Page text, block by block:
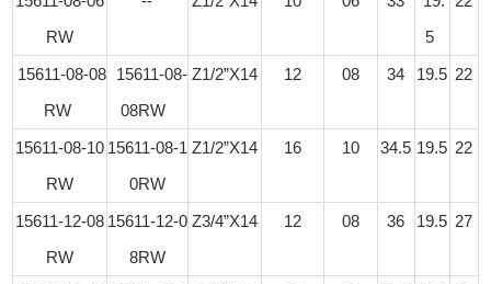
RW
5
15611-08-08
RW
15611-08-
08RW
Z1/2”X14 12 08 34 19.5 22
15611-08-10
RW
15611-08-1
0RW
Z1/2”X14 16 10 34.5 19.5 22
15611-12-08
RW
15611-12-0
8RW
Z3/4”X14 12 08 36 19.5 27